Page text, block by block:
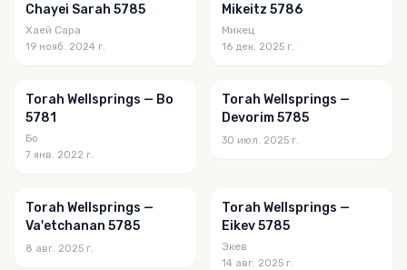
Chayei Sarah 5785
Хаей Сара
19 нояб. 2024 г.
Mikeitz 5786
Микец
16 дек. 2025 г.
Torah Wellsprings — Bo
5781
Бо
7 янв. 2022 г.
Torah Wellsprings —
Devorim 5785
30 июл. 2025 г.
Torah Wellsprings —
Va'etchanan 5785
8 авг. 2025 г.
Torah Wellsprings —
Eikev 5785
Экев
14 авг. 2025 г.